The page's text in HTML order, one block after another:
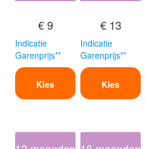
€ 9
Indicatie
Garenprijs**
Kies
€ 13
Indicatie
Garenprijs**
Kies